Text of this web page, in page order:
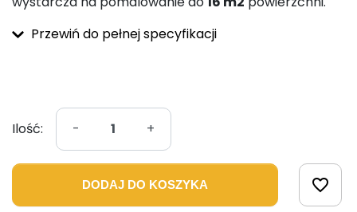
Przewiń do pełnej specyfikacji
Ilość: - +
DODAJ DO KOSZYKA favorite_border